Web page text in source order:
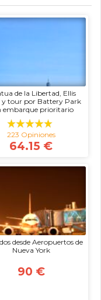
de la Libertad, Ellis
y tour por Battery Park
embarque prioritario
223 Opiniones
64.15 €
desde Aeropuertos de
Nueva York
90 €